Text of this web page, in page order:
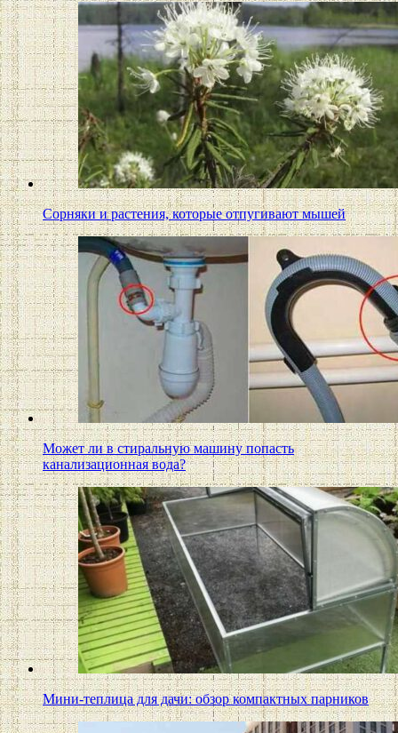
Сорняки и растения, которые отпугивают мышей
Может ли в стиральную машину попасть
канализационная вода?
Мини-теплица для дачи: обзор компактных парников